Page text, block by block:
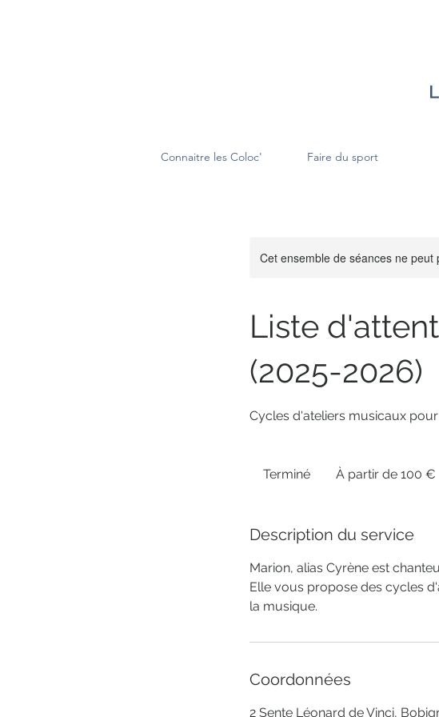
Connaitre les Coloc' Faire du sport
Cet ensemble de séances ne peut
Liste
(2025-2026)
Cycles d'ateliers musicaux
Terminé
m
n
é
partir
À partir de 100 €
Description du service
Marion, alias Cyrène est
Elle vous propose des cycles
la musique.
Coordonnées
2 Sente Léonard de Vinci,